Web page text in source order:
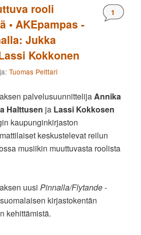
rooli
• AKEpampas -
Jukka
Kokkonen
1
Tuomas Pelttari
palvelusuunnittelijaAnnika
Halttusen ja Lassi Kokkosen
kaupunginkirjaston
keskustelevat reilun
musiikin muuttuvasta roolista
uusiPinnalla/Flytande-
kirjastokentän
kehittämistä.